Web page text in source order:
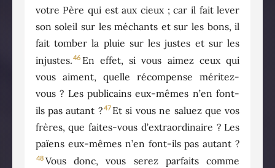
votre Père qui est aux cieux ; car il fait lever
son soleil sur les méchants et sur les bons, il
fait tomber la pluie sur les justes et sur les
injustes.46 En effet, si vous aimez ceux qui
vous aiment, quelle récompense méritez-
vous ? Les publicains eux-mêmes n’en font-
ils pas autant ?47 Et si vous ne saluez que vos
frères, que faites-vous d’extraordinaire ? Les
païens eux-mêmes n’en font-ils pas autant ?
48 Vous donc, vous serez parfaits comme